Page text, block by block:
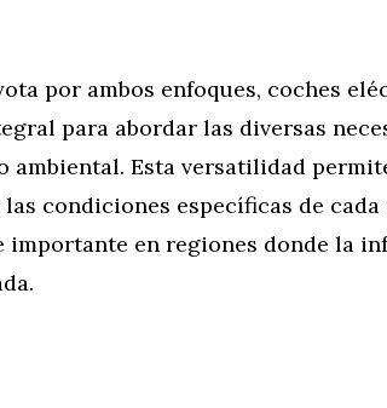
por ambos enfoques, coches
para abordar las diversas
Esta versatilidad
condiciones específicas de
importante en regiones donde la